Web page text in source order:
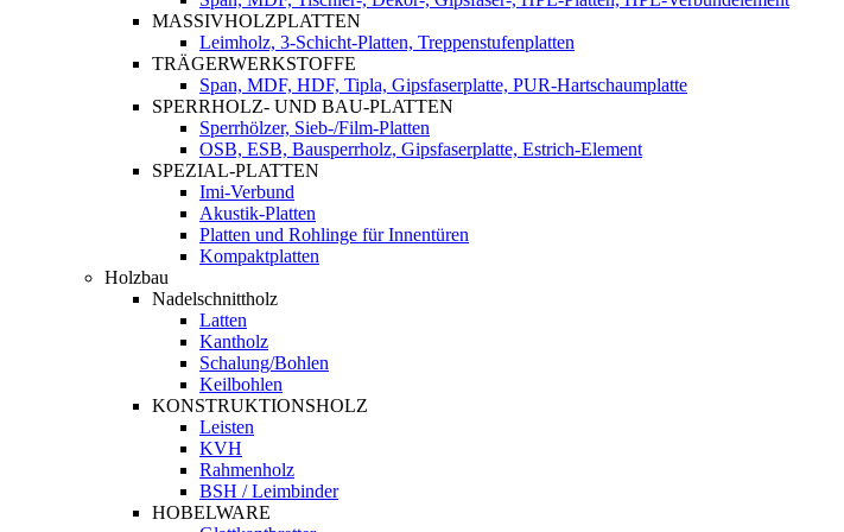
MASSIVHOLZPLATTEN
Leimholz, 3-Schicht-Platten, Treppenstufenplatten
TRÄGERWERKSTOFFE
Span, MDF, HDF, Tipla, Gipsfaserplatte, PUR-Hartschaumplatte
SPERRHOLZ- UND BAU-PLATTEN
Sperrhölzer, Sieb-/Film-Platten
OSB, ESB, Bausperrholz, Gipsfaserplatte, Estrich-Element
SPEZIAL-PLATTEN
Imi-Verbund
Akustik-Platten
Platten und Rohlinge für Innentüren
Kompaktplatten
Holzbau
Nadelschnittholz
Latten
Kantholz
Schalung/Bohlen
Keilbohlen
KONSTRUKTIONSHOLZ
Leisten
KVH
Rahmenholz
BSH / Leimbinder
HOBELWARE